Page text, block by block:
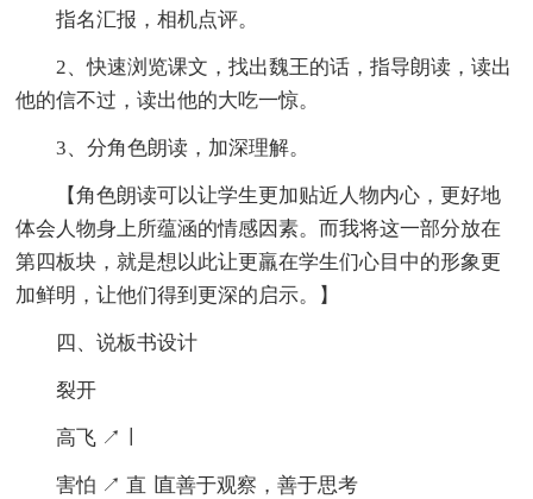
指名汇报，相机点评。
2、快速浏览课文，找出魏王的话，指导朗读，读出
他的信不过，读出他的大吃一惊。
3、分角色朗读，加深理解。
【角色朗读可以让学生更加贴近人物内心，更好地
体会人物身上所蕴涵的情感因素。而我将这一部分放在
第四板块，就是想以此让更羸在学生们心目中的形象更
加鲜明，让他们得到更深的启示。】
四、说板书设计
裂开
高飞 ↗ ∣
害怕 ↗ 直 ∣直善于观察，善于思考